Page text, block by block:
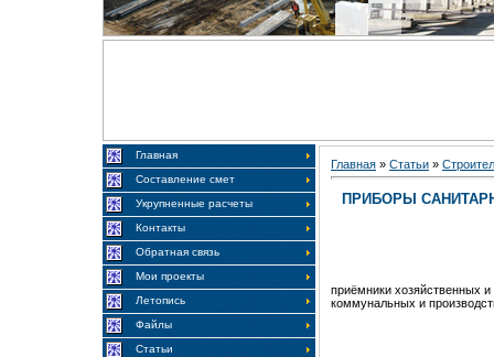
Главная
Составление смет
Укрупненные расчеты
Контакты
Обратная связь
Мои проекты
Летопись
Файлы
Статьи
Главная » Статьи »
ПРИБОРЫ
приёмники хозяйственных
коммунальных и